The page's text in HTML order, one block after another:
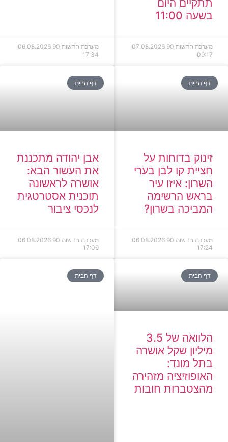
תתקיים היום
בשעה 11:00
מערכת חדשות 90
07.08.2026
09:17
מערכת חדשות 90
06.08.2026
17:34
דף הבית
זינוק בדוחות על
חציית קו לבן בערי
השרון: איזו עיר
בראש הרשימה
המביכה בשרון?
מערכת חדשות 90
06.08.2026
17:24
דף הבית
אבן יהודה מתכננת
את העשור הבא:
אושרה לראשונה
תוכנית אסטרטגית
לנכסי ציבור
מערכת חדשות 90
06.08.2026
17:09
דף הבית
הלוואה של 3.5
מיליון שקל אושרה
בתל מונד:
האופוזיציה מזהירה
מהצטברות חובות
דף הבית